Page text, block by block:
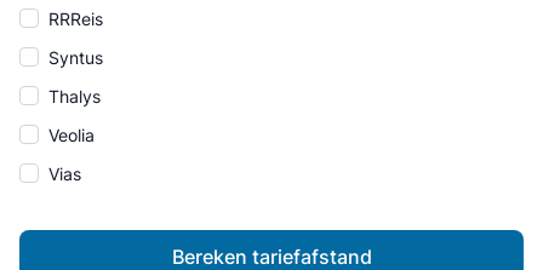
RRReis
Syntus
Thalys
Veolia
Vias
Bereken tariefafstand